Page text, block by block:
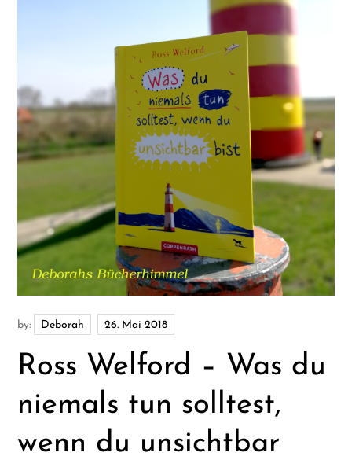
by: Deborah
Ross Welford – Was du
niemals tun solltest,
wenn du unsichtbar